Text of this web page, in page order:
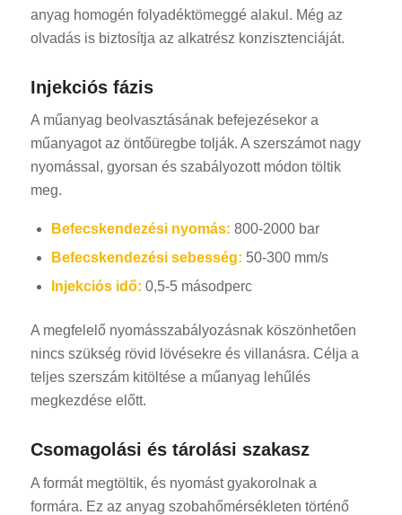
anyag homogén folyadéktömeggé alakul. Még az
olvadás is biztosítja az alkatrész konzisztenciáját.
Injekciós fázis
A műanyag beolvasztásának befejezésekor a
műanyagot az öntőüregbe tolják. A szerszámot nagy
nyomással, gyorsan és szabályozott módon töltik
meg.
Befecskendezési nyomás: 800-2000 bar
Befecskendezési sebesség: 50-300 mm/s
Injekciós idő: 0,5-5 másodperc
A megfelelő nyomásszabályozásnak köszönhetően
nincs szükség rövid lövésekre és villanásra. Célja a
teljes szerszám kitöltése a műanyag lehűlés
megkezdése előtt.
Csomagolási és tárolási szakasz
A formát megtöltik, és nyomást gyakorolnak a
formára. Ez az anyag szobahőmérsékleten történő